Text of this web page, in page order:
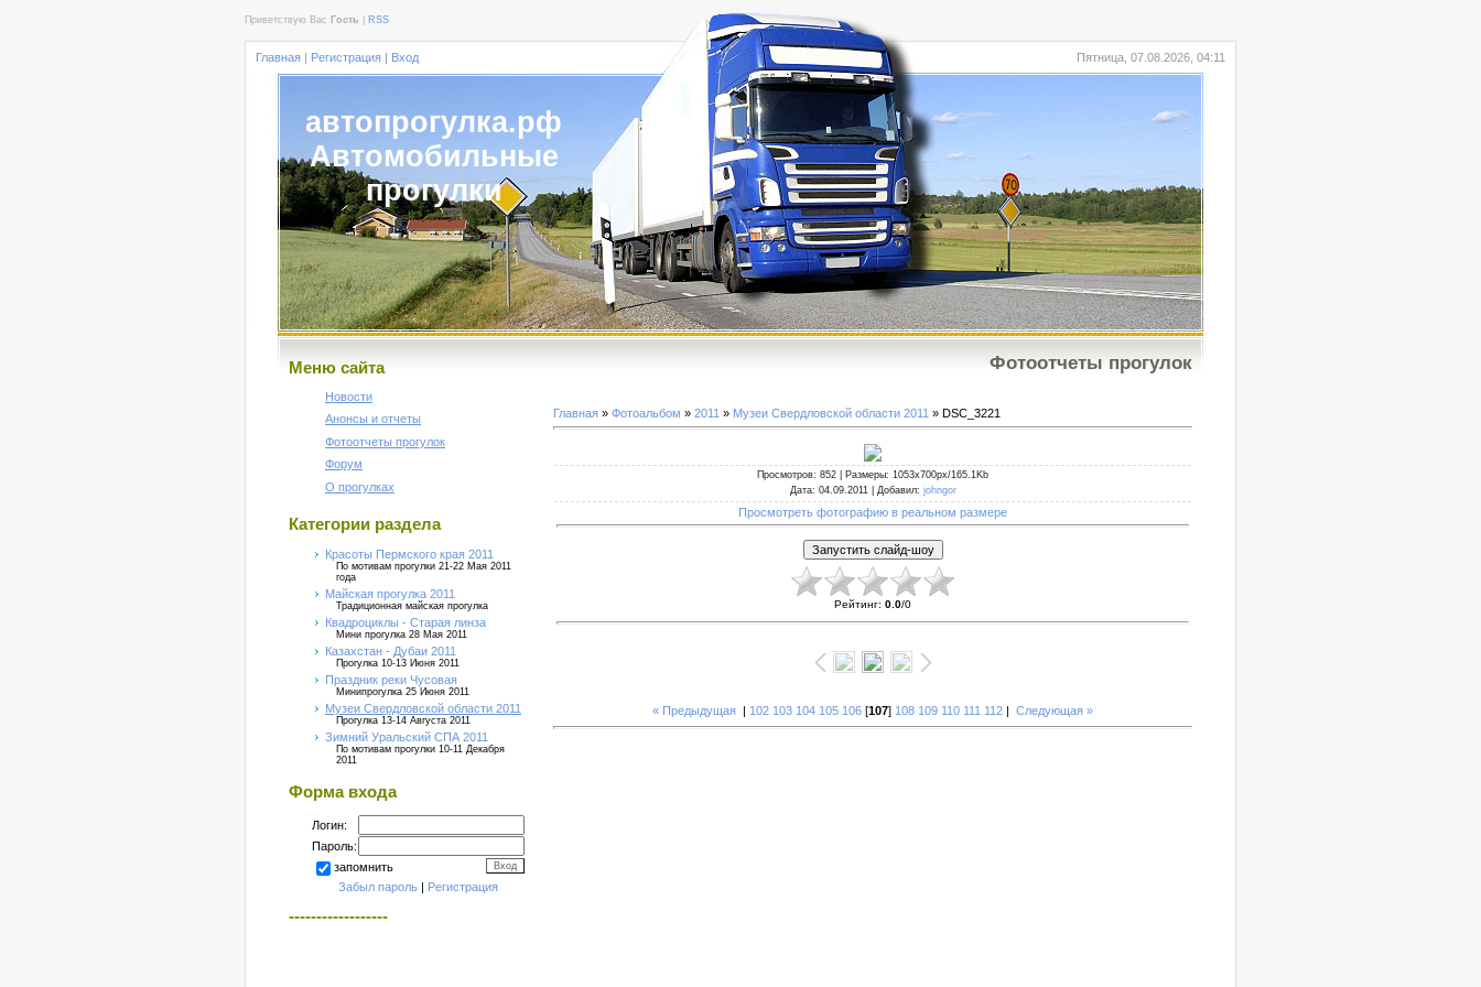
Приветствую Вас Гость RSS
Главная | Регистрация | Вход Пятница, 07.08.2026, 04:11
автопрогулка.рф
Автомобильные
прогулки
Меню сайта
Новости
Анонсы и отчеты
Фотоотчеты прогулок
Форум
О прогулках
Категории раздела
Красоты Пермского края 2011
По мотивам прогулки 21-22 Мая 2011
года
Майская прогулка 2011
Традиционная майская прогулка
Квадроциклы - Старая линза
Мини прогулка 28 Мая 2011
Казахстан - Дубаи 2011
Прогулка 10-13 Июня 2011
Праздник реки Чусовая
Минипрогулка 25 Июня 2011
Музеи Свердловской области 2011
Прогулка 13-14 Августа 2011
Зимний Уральский СПА 2011
По мотивам прогулки 10-11 Декабря
2011
Форма входа
Логин:
Пароль:
запомнить
Забыл пароль | Регистрация
------------------
Фотоотчеты прогулок
Главная » Фотоальбом » 2011 » Музеи Свердловской области 2011 » DSC_3221
Просмотров: 852 | Размеры: 1053x700px/165.1Kb
Дата: 04.09.2011 | Добавил: johngor
Просмотреть фотографию в реальном размере
Рейтинг: 0.0/0
« Предыдущая | 102 103 104 105 106 [107] 108 109 110 111 112 | Следующая »